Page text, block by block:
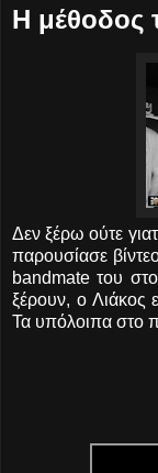
Η μέθοδος
Δεν ξέρω ούτε
παρουσίασε
bandmate του
ξέρουν, ο Λιάκος
Τα υπόλοιπα στο